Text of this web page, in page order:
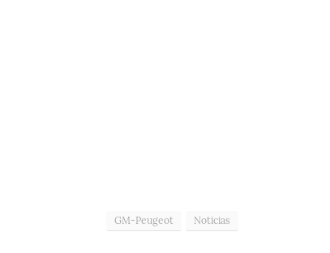
GM-Peugeot Noticias